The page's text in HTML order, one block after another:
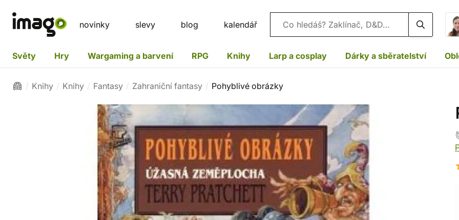
novinky slevy blog kalendář Vyhledávání
Světy Hry Wargaming a barvení RPG Knihy Larp a cosplay Dárky a sběratelství
Knihy Knihy Fantasy Zahraniční fantasy Pohyblivé obrázky